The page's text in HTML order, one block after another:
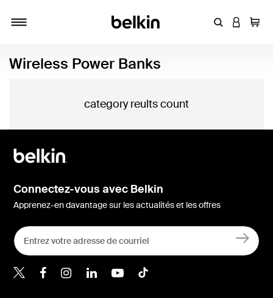
Entrez un
Wireless Power Banks
category reults count
Connectez-vous avec Belkin
Apprenez-en davantage sur les actualités et les offres
Belkin Twitter
Belkin Facebook
Belkin Instagram
Belkin LinkedIn
Belkin Youtube
Belkin TikTok